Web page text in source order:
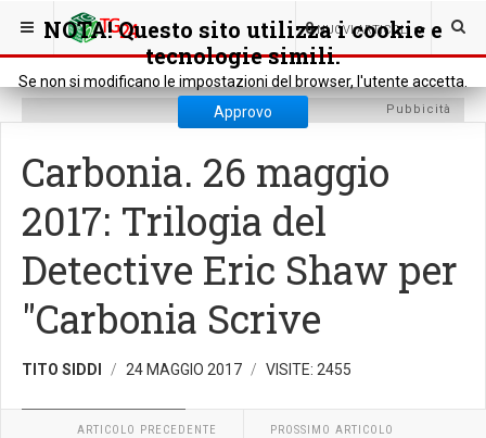
NOTA! Questo sito utilizza i cookie e
tecnologie simili.
Se non si modificano le impostazioni del browser, l'utente accetta.
Approvo
0 NUOVI ARTICOLI
SEI QUI: CULTURA EVENTI MANIFESTAZIONI
Pubbicità
Carbonia. 26 maggio
2017: Trilogia del
Detective Eric Shaw per
"Carbonia Scrive
TITO SIDDI 24 MAGGIO 2017 VISITE: 2455
ARTICOLO PRECEDENTE PROSSIMO ARTICOLO